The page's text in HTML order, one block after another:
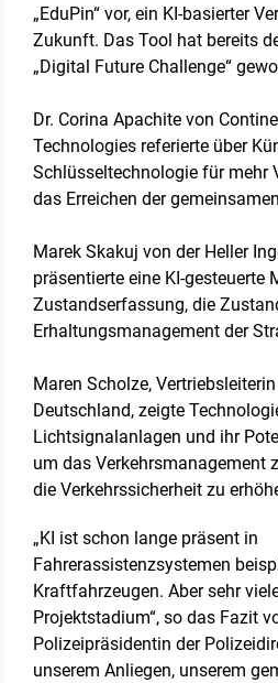
„EduPin“ vor, ein KI-basierter
Zukunft. Das Tool hat bereits
„Digital Future Challenge“
Dr. Corina Apachite von
Technologies referierte über
Schlüsseltechnologie für mehr
das Erreichen der
Marek Skakuj von der Heller
präsentierte eine KI-gesteuerte
Zustandserfassung, die
Erhaltungsmanagement der
Maren Scholze,
Deutschland, zeigte
Lichtsignalanlagen und ihr
um das Verkehrsmanagement
die Verkehrssicherheit zu
„KI ist schon lange präsent in
Fahrerassistenzsystemen
Kraftfahrzeugen. Aber sehr
Projektstadium“, so das Fazit
Polizeipräsidentin der
unserem Anliegen, unserem